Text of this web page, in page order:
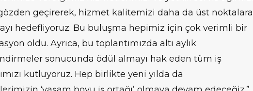
geçirerek, hizmet kalitemizi daha da üst noktalara
hedefliyoruz. Bu buluşma hepimiz için çok verimli bir
oldu. Ayrıca, bu toplantımızda altı aylık
sonucunda ödül almayı hak eden tüm iş
kutluyoruz. Hep birlikte yeni yılda da